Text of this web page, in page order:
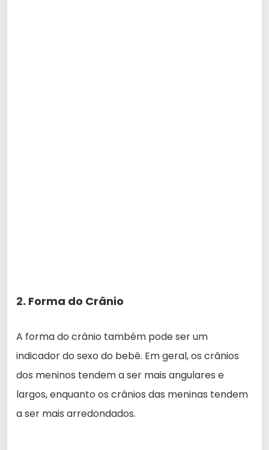
2. Forma do Crânio
A forma do crânio também pode ser um
indicador do sexo do bebê. Em geral, os crânios
dos meninos tendem a ser mais angulares e
largos, enquanto os crânios das meninas tendem
a ser mais arredondados.